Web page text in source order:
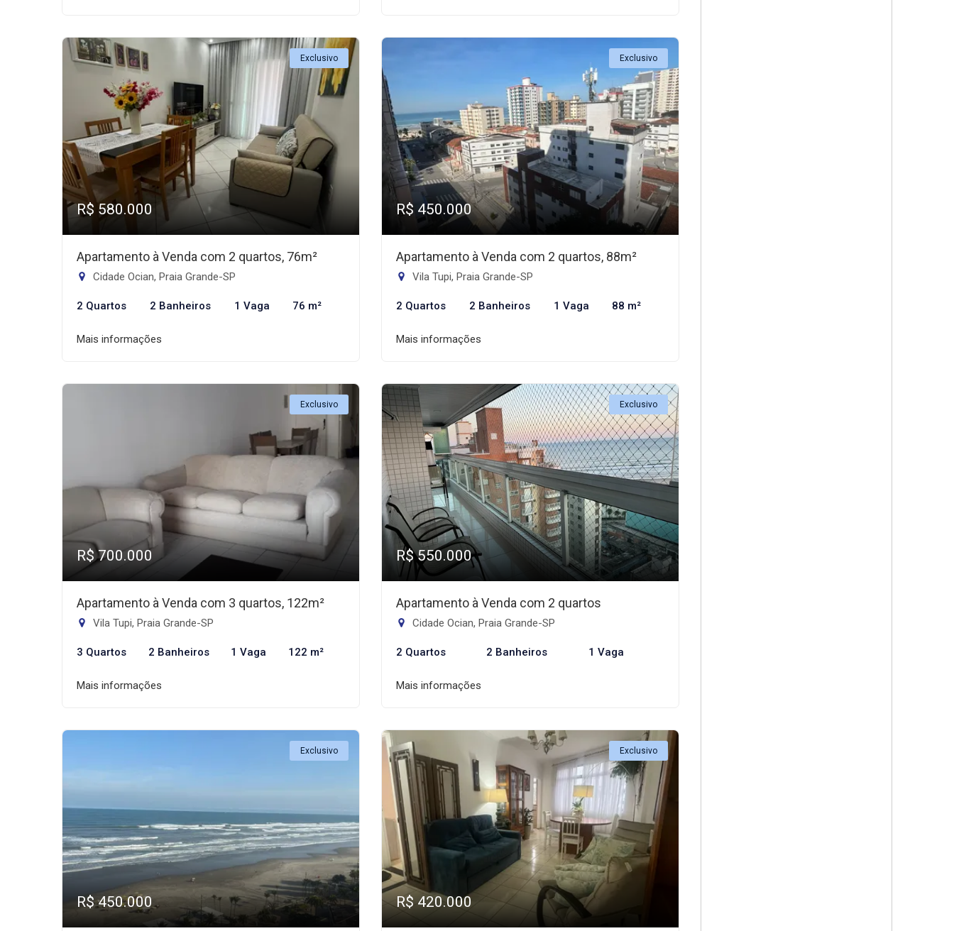
Exclusivo
R$ 580.000
Apartamento à Venda com 2 quartos, 76m²
Cidade Ocian, Praia Grande-SP
2 Quartos 2 Banheiros 1 Vaga 76 m²
Mais informações
Exclusivo
R$ 450.000
Apartamento à Venda com 2 quartos, 88m²
Vila Tupi, Praia Grande-SP
2 Quartos 2 Banheiros 1 Vaga 88 m²
Mais informações
Exclusivo
R$ 700.000
Apartamento à Venda com 3 quartos, 122m²
Vila Tupi, Praia Grande-SP
3 Quartos 2 Banheiros 1 Vaga 122 m²
Mais informações
Exclusivo
R$ 550.000
Apartamento à Venda com 2 quartos
Cidade Ocian, Praia Grande-SP
2 Quartos 2 Banheiros 1 Vaga
Mais informações
Exclusivo
R$ 450.000
Exclusivo
R$ 420.000